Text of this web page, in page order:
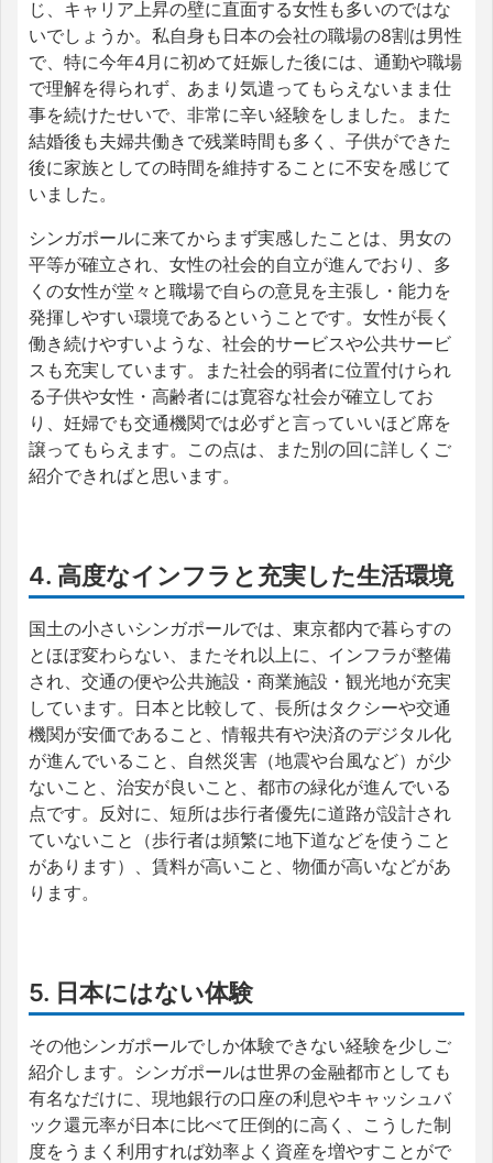
じ、キャリア上昇の壁に直面する女性も多いのではな
いでしょうか。私自身も日本の会社の職場の8割は男性
で、特に今年4月に初めて妊娠した後には、通勤や職場
で理解を得られず、あまり気遣ってもらえないまま仕
事を続けたせいで、非常に辛い経験をしました。また
結婚後も夫婦共働きで残業時間も多く、子供ができた
後に家族としての時間を維持することに不安を感じて
いました。
シンガポールに来てからまず実感したことは、男女の
平等が確立され、女性の社会的自立が進んでおり、多
くの女性が堂々と職場で自らの意見を主張し・能力を
発揮しやすい環境であるということです。女性が長く
働き続けやすいような、社会的サービスや公共サービ
スも充実しています。また社会的弱者に位置付けられ
る子供や女性・高齢者には寛容な社会が確立してお
り、妊婦でも交通機関では必ずと言っていいほど席を
譲ってもらえます。この点は、また別の回に詳しくご
紹介できればと思います。
4. 高度なインフラと充実した生活環境
国土の小さいシンガポールでは、東京都内で暮らすの
とほぼ変わらない、またそれ以上に、インフラが整備
され、交通の便や公共施設・商業施設・観光地が充実
しています。日本と比較して、長所はタクシーや交通
機関が安価であること、情報共有や決済のデジタル化
が進んでいること、自然災害（地震や台風など）が少
ないこと、治安が良いこと、都市の緑化が進んでいる
点です。反対に、短所は歩行者優先に道路が設計され
ていないこと（歩行者は頻繁に地下道などを使うこと
があります）、賃料が高いこと、物価が高いなどがあ
ります。
5. 日本にはない体験
その他シンガポールでしか体験できない経験を少しご
紹介します。シンガポールは世界の金融都市としても
有名なだけに、現地銀行の口座の利息やキャッシュバ
ック還元率が日本に比べて圧倒的に高く、こうした制
度をうまく利用すれば効率よく資産を増やすことがで